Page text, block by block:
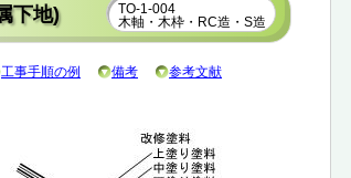
下地)
TO-1-004
木軸・木枠・RC造・S造
工事手順の例 備考 参考文献